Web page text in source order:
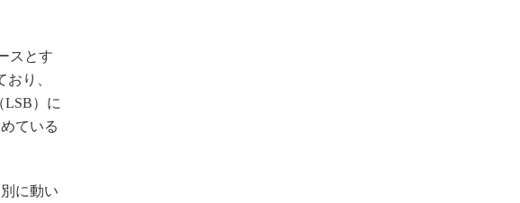
スとす
おり、
LSB）に
ている
に動い